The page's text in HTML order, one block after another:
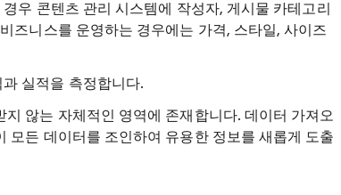
우 콘텐츠 관리 시스템에 작성자, 게시물 카테고리
즈니스를 운영하는 경우에는 가격, 스타일, 사이즈
실적을 측정합니다.
않는 자체적인 영역에 존재합니다. 데이터 가져오
모든 데이터를 조인하여 유용한 정보를 새롭게 도출